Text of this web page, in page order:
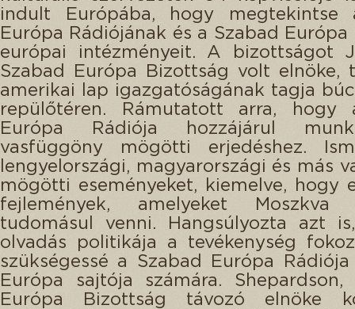
indult Európába, hogy megtekintse
Európa Rádiójának és a Szabad Európa
európai intézményeit. A bizottságot
Szabad Európa Bizottság volt elnöke,
amerikai lap igazgatóságának tagja
repülőtéren. Rámutatott arra, hogy
Európa Rádiója hozzájárul
vasfüggöny mögötti erjedéshez.
lengyelországi, magyarországi és más
mögötti eseményeket, kiemelve, hogy
fejlemények, amelyeket Moszkva
tudomásul venni. Hangsúlyozta azt
olvadás politikája a tevékenység
szükségessé a Szabad Európa
Európa sajtója számára. Shepardson,
Európa Bizottság távozó elnöke